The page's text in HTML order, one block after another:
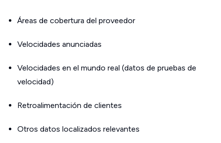
Áreas de cobertura del proveedor
Velocidades anunciadas
Velocidades en el mundo real (datos de pruebas de
velocidad)
Retroalimentación de clientes
Otros datos localizados relevantes